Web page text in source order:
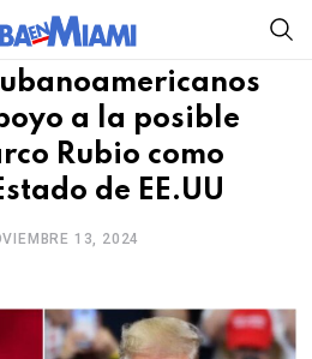
a la posible
Rubio como
de EE.UU
13, 2024